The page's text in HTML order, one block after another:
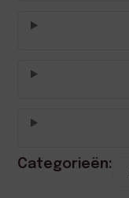
Categorieën: